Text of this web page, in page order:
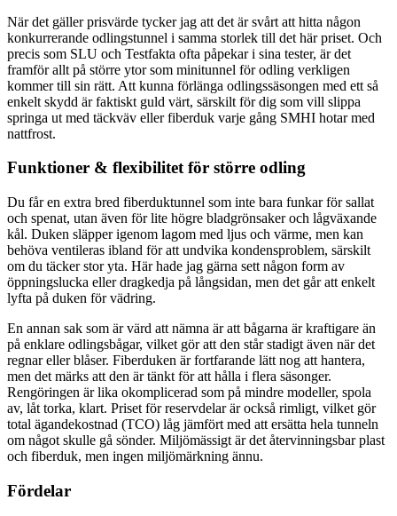
När det gäller prisvärde tycker jag att det är svårt att hitta någon
konkurrerande odlingstunnel i samma storlek till det här priset. Och
precis som SLU och Testfakta ofta påpekar i sina tester, är det
framför allt på större ytor som minitunnel för odling verkligen
kommer till sin rätt. Att kunna förlänga odlingssäsongen med ett så
enkelt skydd är faktiskt guld värt, särskilt för dig som vill slippa
springa ut med täckväv eller fiberduk varje gång SMHI hotar med
nattfrost.
Funktioner & flexibilitet för större odling
Du får en extra bred fiberduktunnel som inte bara funkar för sallat
och spenat, utan även för lite högre bladgrönsaker och lågväxande
kål. Duken släpper igenom lagom med ljus och värme, men kan
behöva ventileras ibland för att undvika kondensproblem, särskilt
om du täcker stor yta. Här hade jag gärna sett någon form av
öppningslucka eller dragkedja på långsidan, men det går att enkelt
lyfta på duken för vädring.
En annan sak som är värd att nämna är att bågarna är kraftigare än
på enklare odlingsbågar, vilket gör att den står stadigt även när det
regnar eller blåser. Fiberduken är fortfarande lätt nog att hantera,
men det märks att den är tänkt för att hålla i flera säsonger.
Rengöringen är lika okomplicerad som på mindre modeller, spola
av, låt torka, klart. Priset för reservdelar är också rimligt, vilket gör
total ägandekostnad (TCO) låg jämfört med att ersätta hela tunneln
om något skulle gå sönder. Miljömässigt är det återvinningsbar plast
och fiberduk, men ingen miljömärkning ännu.
Fördelar